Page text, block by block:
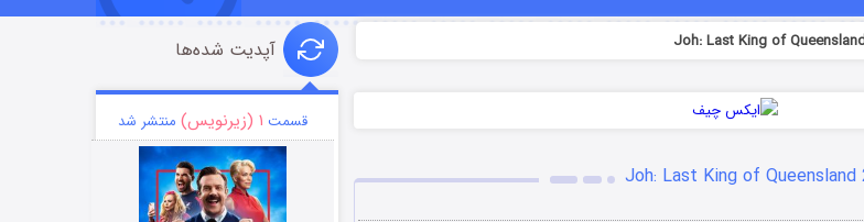
آپدیت شده‌ها
قسمت ۱ (زیرنویس) منتشر شد